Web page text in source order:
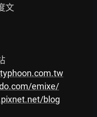
文
emixe/
blog